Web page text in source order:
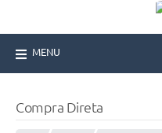
MENU
Compra Direta